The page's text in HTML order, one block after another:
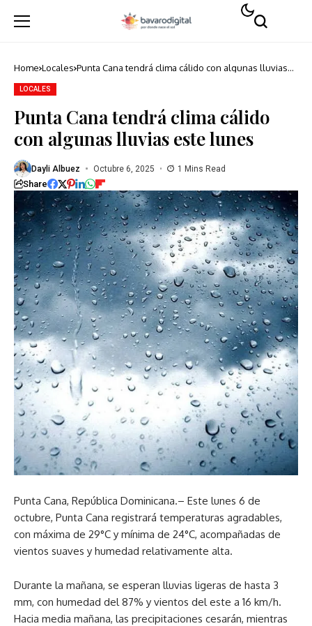
Home Locales Punta Cana tendrá clima cálido con algunas lluvias
LOCALES
Punta Cana tendrá clima cálido
con algunas lluvias este lunes
Dayli Albuez Octubre 6, 2025 1 Mins Read
Share
Punta Cana, República Dominicana.– Este lunes 6 de
octubre, Punta Cana registrará temperaturas agradables,
con máxima de 29°C y mínima de 24°C, acompañadas de
vientos suaves y humedad relativamente alta.
Durante la mañana, se esperan lluvias ligeras de hasta 3
mm, con humedad del 87% y vientos del este a 16 km/h.
Hacia media mañana, las precipitaciones cesarán, mientras